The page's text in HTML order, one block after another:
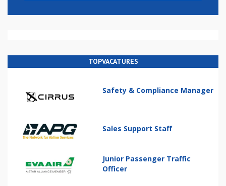
TOPVACATURES
Safety & Compliance Manager
Sales Support Staff
Junior Passenger Traffic
Officer